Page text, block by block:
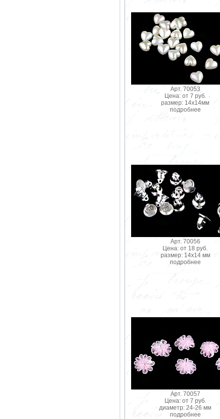
Арт. 70053
Цена: от 7 руб.
размер: 14х14мм
подробнее
Арт. 70056
Цена: от 18 руб.
размер: 14х14 мм
подробнее
Арт. 70057
Цена: от 7 руб.
диаметр: 24-26 мм
подробнее